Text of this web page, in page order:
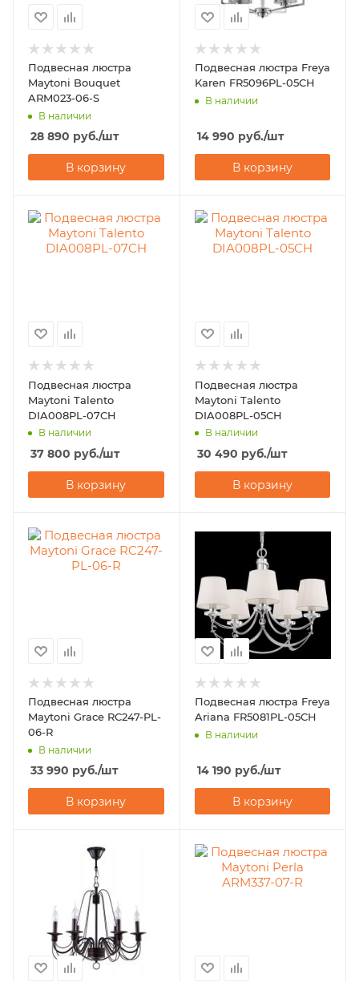
Подвесная люстра
Maytoni Bouquet
ARM023-06-S
В наличии
28 890 руб./шт
В корзину
Подвесная люстра Freya
Karen FR5096PL-05CH
В наличии
14 990 руб./шт
В корзину
Подвесная люстра
Maytoni Talento
DIA008PL-07CH
В наличии
37 800 руб./шт
В корзину
Подвесная люстра
Maytoni Talento
DIA008PL-05CH
В наличии
30 490 руб./шт
В корзину
Подвесная люстра
Maytoni Grace RC247-PL-
06-R
В наличии
33 990 руб./шт
В корзину
Подвесная люстра Freya
Ariana FR5081PL-05CH
В наличии
14 190 руб./шт
В корзину